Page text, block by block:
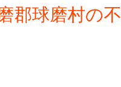
郡球磨村の